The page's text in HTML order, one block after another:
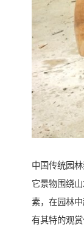
中国传统园
它景物围绕
素，在园林
有其特的观